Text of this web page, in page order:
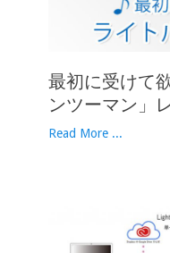
最初に受けて
ンツーマン」
Read More ...